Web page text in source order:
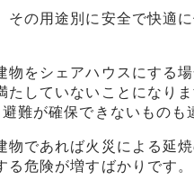
その用途別に安全で快適
物をシェアハウスにする
していないことになりま
難が確保できないものも
物であれば火災による延
危険が増すばかりです。